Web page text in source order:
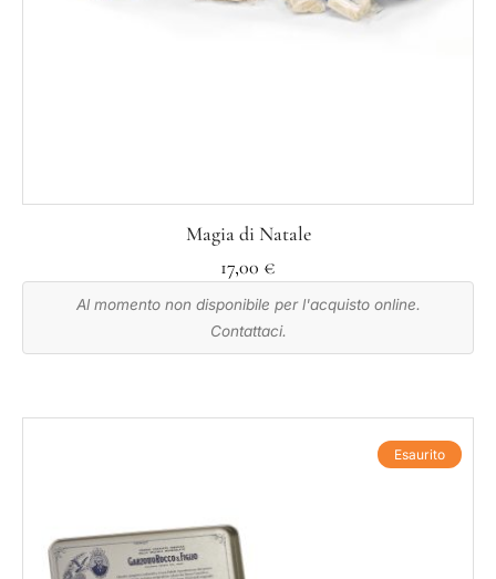
Magia di Natale
17,00 €
Al momento non disponibile per l'acquisto online.
Contattaci.
Esaurito